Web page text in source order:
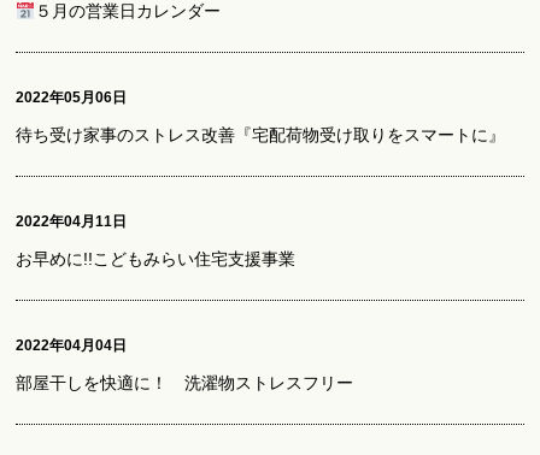
５月の営業日カレンダー
2022年05月06日
待ち受け家事のストレス改善『宅配荷物受け取りをスマートに』
2022年04月11日
お早めに!!こどもみらい住宅支援事業
2022年04月04日
部屋干しを快適に！ 洗濯物ストレスフリー